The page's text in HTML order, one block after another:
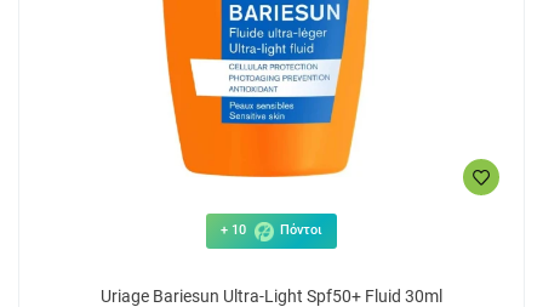
+ 10 Πόντοι
Uriage Bariesun Ultra-Light Spf50+ Fluid 30ml